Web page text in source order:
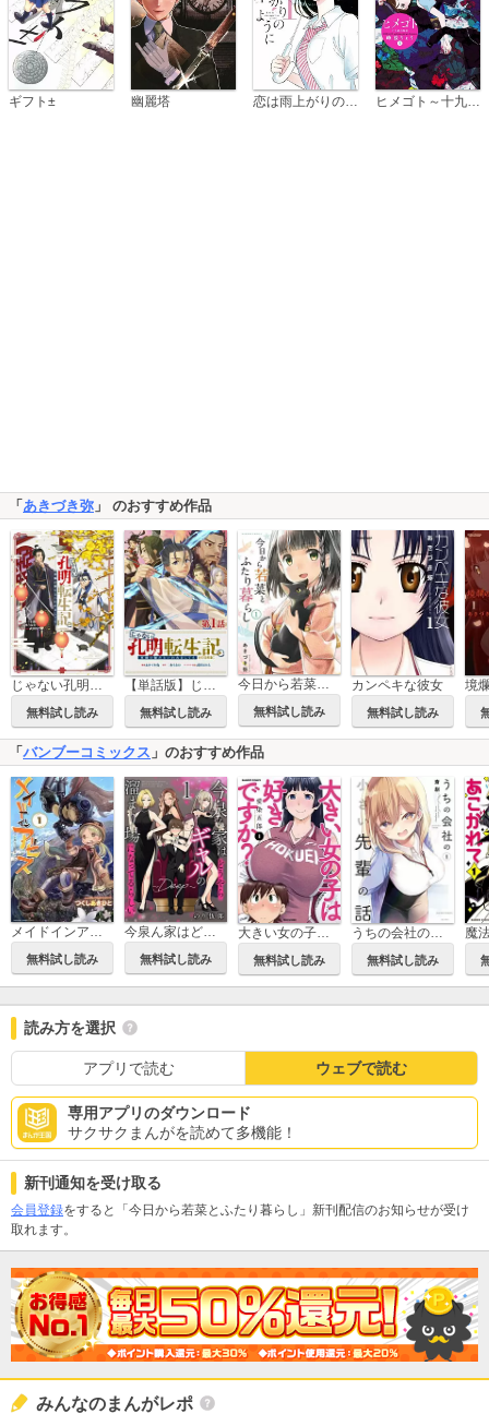
ギフト± 幽麗塔 ヒメゴト～十九歳の制服～
「あきづき弥 」 のおすすめ作品
じゃない孔明転生記。軍師の師だといわれましても@COMIC
無料試し読み
【単話版】じゃない孔明転生記。軍師の師だといわれましても@COMIC
無料試し読み
今日から若菜とふたり暮らし 【連載版】
無料試し読み
カンペキな彼女
無料試し読み
「 バンブーコミックス 」のおすすめ作品
メイドインアビス
無料試し読み
今泉ん家はどうやらギャルの溜まり場になってるらしい～DEEP～
無料試し読み
大きい女の子は好きですか?
無料試し読み
うちの会社の小さい先輩の話
無料試し読み
読み方を選択
アプリで読む ウェブで読む
専用アプリのダウンロード
サクサクまんがを読めて多機能！
新刊通知を受け取る
会員登録をすると「今日から若菜とふたり暮らし」新刊配信のお知らせが受け
取れます。
みんなのまんがレポ